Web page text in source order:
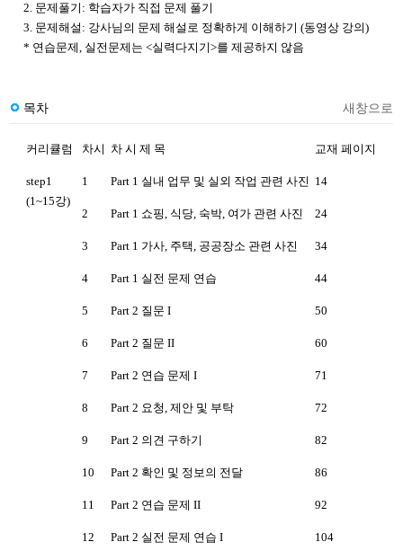
2. 문제풀기: 학습자가 직접 문제 풀기
3. 문제해설: 강사님의 문제 해설로 정확하게 이해하기 (동영상 강의)
* 연습문제, 실전문제는 <실력다지기>를 제공하지 않음
목차 새창으로
커리큘럼 차시 차 시 제 목 교재 페이지
step1
(1~15강)
1 Part 1 실내 업무 및 실외 작업 관련 사진 14
2 Part 1 쇼핑, 식당, 숙박, 여가 관련 사진 24
3 Part 1 가사, 주택, 공공장소 관련 사진 34
4 Part 1 실전 문제 연습 44
5 Part 2 질문 I 50
6 Part 2 질문 II 60
7 Part 2 연습 문제 I 71
8 Part 2 요청, 제안 및 부탁 72
9 Part 2 의견 구하기 82
10 Part 2 확인 및 정보의 전달 86
11 Part 2 연습 문제 II 92
12 Part 2 실전 문제 연습 I 104